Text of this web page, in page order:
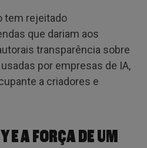
tem rejeitado
que dariam aos
transparência sobre
por empresas de IA,
a criadores e
E A FORÇA DE UM